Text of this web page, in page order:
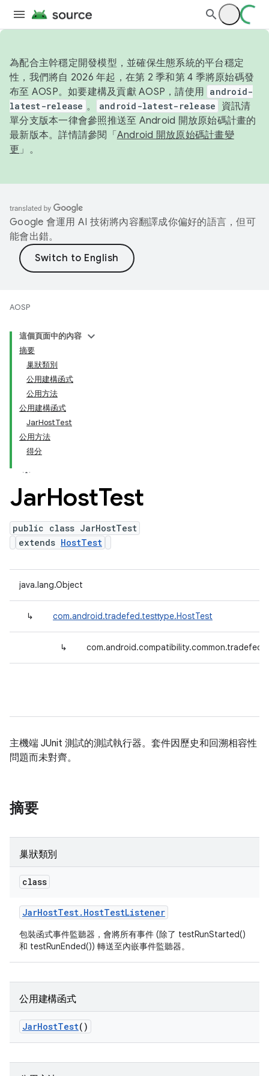
為配合主幹穩定開發模型，並確保生態系統的平台穩定
性，我們將自 2026 年起，在第 2 季和第 4 季將原始碼發
布至 AOSP。如要建構及貢獻 AOSP，請使用 android-
latest-release 。 android-latest-release
資訊清
單分支版本一律會參照推送至 Android 開放原始碼計畫的
最新版本。詳情請參閱「 Android 開放原始碼計畫變
更 」。
Google 會運用 AI 技術將內容翻譯成你偏好的語言，但可
能會出錯。
AOSP
這個頁面中的內容
摘要
巢狀類別
公用建構函式
公用方法
公用建構函式
JarHostTest
公用方法
得分
JarHostTest
public class JarHostTest
extends HostTest
java.lang.Object
↳ com.android.tradefed.testtype.HostTest
↳
主機端 JUnit 測試的測試執行器。套件因歷史和回溯相容性
問題而未對齊。
摘要
巢狀類別
class
JarHostTest. HostTestListener
包裝函式事件監聽器，會將所有事件 (除了 testRunStarted()
和 testRunEnded()) 轉送至內嵌事件監聽器。
公用建構函式
JarHostTest()